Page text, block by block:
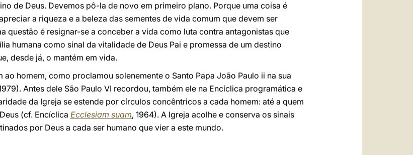
de Deus. Devemos pô-la de novo em primeiro plano. Porque uma coisa é
a riqueza e a beleza das sementes de vida comum que devem ser
questão é resignar-se a conceber a vida como luta contra antagonistas que
humana como sinal da vitalidade de Deus Pai e promessa de um destino
desde já, o mantém em vida.
homem, como proclamou solenemente o Santo Papa João Paulo ii na sua
Antes dele São Paulo VI recordou, também ele na Encíclica programática e
da Igreja se estende por círculos concêntricos a cada homem: até a quem
(cf. Encíclica Ecclesiam suam, 1964). A Igreja acolhe e conserva os sinais
por Deus a cada ser humano que vier a este mundo.